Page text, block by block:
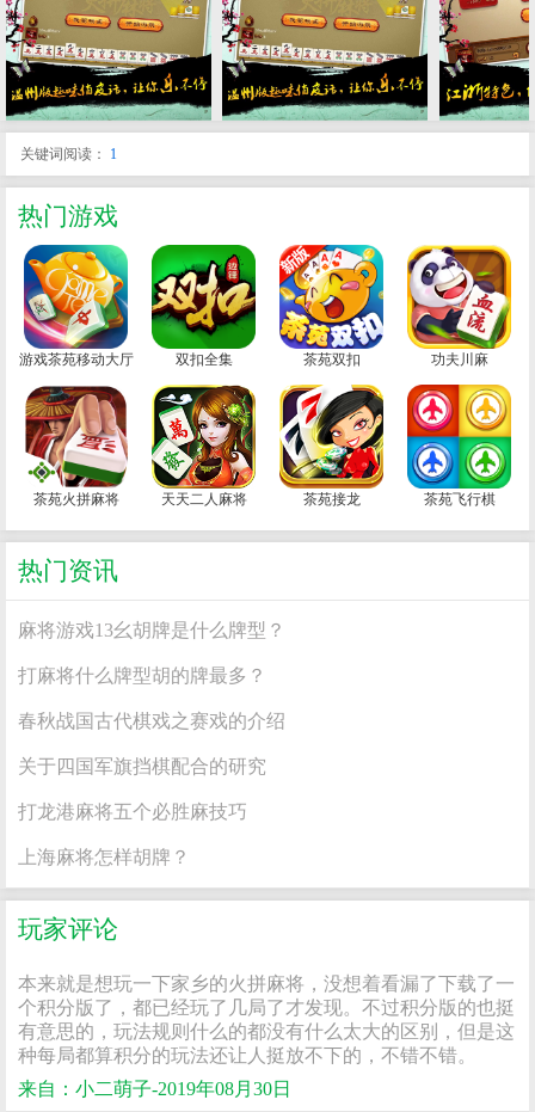
关键词阅读： 1
热门游戏
游戏茶苑移动大厅 双扣全集 茶苑双扣 功夫川麻
茶苑火拼麻将 天天二人麻将 茶苑接龙 茶苑飞行棋
热门资讯
麻将游戏13幺胡牌是什么牌型？
打麻将什么牌型胡的牌最多？
春秋战国古代棋戏之赛戏的介绍
关于四国军旗挡棋配合的研究
打龙港麻将五个必胜麻技巧
上海麻将怎样胡牌？
玩家评论
本来就是想玩一下家乡的火拼麻将，没想着看漏了下载了一
个积分版了，都已经玩了几局了才发现。不过积分版的也挺
有意思的，玩法规则什么的都没有什么太大的区别，但是这
种每局都算积分的玩法还让人挺放不下的，不错不错。
来自：小二萌子-2019年08月30日